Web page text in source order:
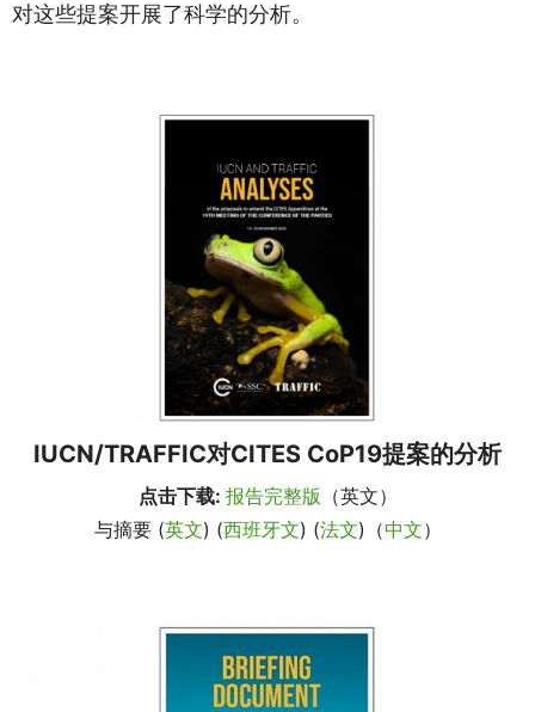
对这些提案开展了科学的分析。
IUCN/TRAFFIC对CITES CoP19提案的分析
点击下载: 报告完整版 （英文）
与摘要 (英文) (西班牙文) (法文)（中文）